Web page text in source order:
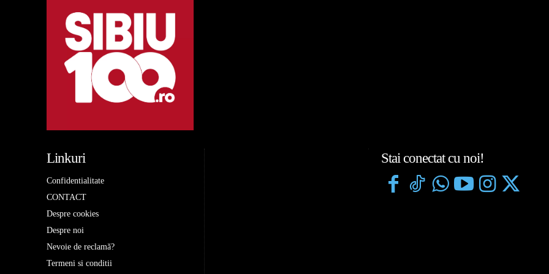
Linkuri
Confidentialitate
CONTACT
Despre cookies
Despre noi
Nevoie de reclamă?
Termeni si conditii
Stai conectat cu noi!